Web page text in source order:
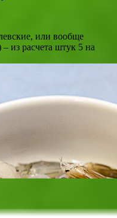
или вообще
из расчета штук 5 на